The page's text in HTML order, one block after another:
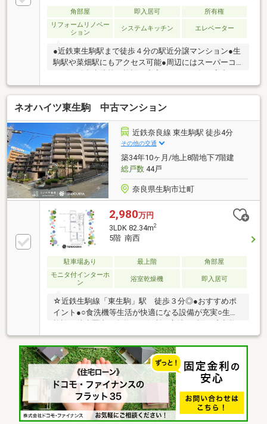
角部屋 即入居可
所有権
リフォームリノベー
ション
システムキッチン エレベーター
●近鉄東生駒駅まで徒歩４分の駅近分譲マンション●生
駒駅や菜畑駅にもアクセス可能●周辺にはスーパーコ
ンビニ総合病院等の施設も充実●２０１７年に室内フ
ルリフォーム歴有り綺麗です●角部屋２面バルコニー
で日当たり良好【２０１７年１０月リフォーム内容】
システムキッチン新調、ユニットバス新調、洗面化粧
台新調、トイレ新調全室クロス貼替、全室フローリン
グ、クッションフロア貼替、建具ドア交換給湯器交
換、ハウスクリーニング実施
ネオハイツ東生駒 中古マンション
近鉄奈良線 東生駒駅 徒歩4分
その他の交通
築34年10ヶ月/地上8階地下7階建
総戸数44戸
奈良県生駒市辻町
2,980万円
3LDK 82.34m2
5階 南西
駐車場あり 最上階
角部屋
モニタ付インターホ
ン
浴室乾燥機 即入居可
☆近鉄生駒線「東生駒」駅 徒歩３分◎●おすすめポ
イント●○食洗機等生活が快適になる設備が充実○生活
校…800m・生駒中学校…2000m■リフォーム内容■○浄
水器一体型食洗機付きシステムキッチン・浴室乾燥き
付きユニットバス・洗面化粧台・トイレ交換、畳新
調、給湯器【中古住宅をリノベーションして、理想の
暮らしをカタチに】不動産仲介はもちろん、家事動線
の工夫や広いリビングなど、ライフスタイルに合わせ
た間取り変更・リフォームもワンストップでご提案い
たします♪◎探して、買って、リノベして。全部ＴＥ